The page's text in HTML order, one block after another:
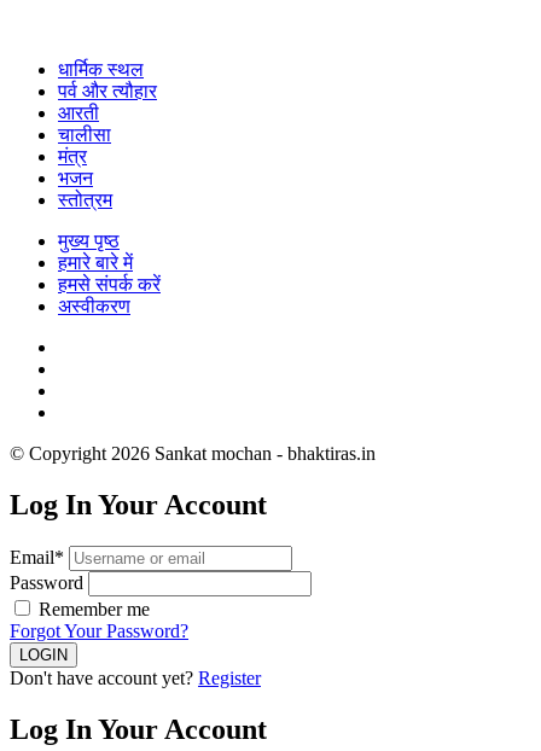
धार्मिक स्थल
पर्व और त्यौहार
आरती
चालीसा
मंत्र
भजन
स्तोत्रम
मुख्य पृष्ठ
हमारे बारे में
हमसे संपर्क करें
अस्वीकरण
© Copyright 2026 Sankat mochan - bhaktiras.in
Log In Your Account
Email*
Password
Remember me
Forgot Your Password?
Don't have account yet? Register
Log In Your Account